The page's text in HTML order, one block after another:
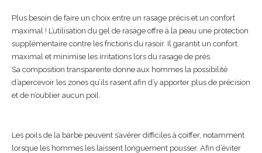
Plus besoin de faire un choix entre un rasage précis et un confort
maximal ! L’utilisation du gel de rasage offre à la peau une protection
supplémentaire contre les frictions du rasoir. Il garantit un confort
maximal et minimise les irritations lors du rasage de près.
Sa composition transparente donne aux hommes la possibilité
d’apercevoir les zones qu’ils rasent afin d’y apporter plus de précision
et de n’oublier aucun poil.
Les poils de la barbe peuvent s’avérer difficiles à coiffer, notamment
lorsque les hommes les laissent longuement pousser. Afin d’éviter